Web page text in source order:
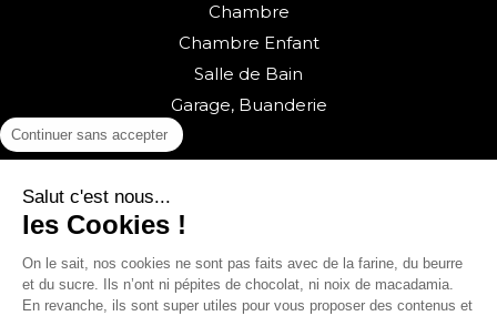
Continuer sans accepter
Salut c'est nous...
les Cookies !
On le sait, nos cookies ne sont pas faits avec de la farine, du beurre
et du sucre. Ils n’ont ni pépites de chocolat, ni noix de macadamia.
En revanche, ils sont super utiles pour vous proposer des contenus et
Chambre
Chambre Enfant
Salle de Bain
Garage, Buanderie
Retour vers la boutique